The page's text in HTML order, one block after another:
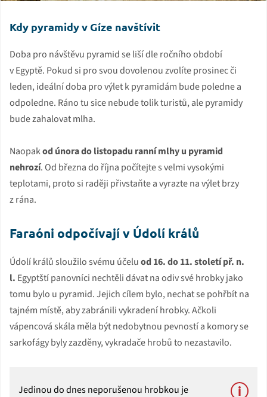
Kdy pyramidy v Gíze navštívit
Doba pro návštěvu pyramid se liší dle ročního období
v Egyptě. Pokud si pro svou dovolenou zvolíte prosinec či
leden, ideální doba pro výlet k pyramidám bude poledne a
odpoledne. Ráno tu sice nebude tolik turistů, ale pyramidy
bude zahalovat mlha.
Naopakod února do listopadu ranní mlhy u pyramid
nehrozí. Od března do října počítejte s velmi vysokými
teplotami, proto si raději přivstaňte a vyrazte na výlet brzy
z rána.
Faraóni odpočívají v Údolí králů
Údolí králů sloužilo svému účeluod 16. do 11. století př. n.
l. Egyptští panovníci nechtěli dávat na odiv své hrobky jako
tomu bylo u pyramid. Jejich cílem bylo, nechat se pohřbít na
tajném místě, aby zabránili vykradení hrobky. Ačkoli
vápencová skála měla být nedobytnou pevností a komory se
sarkofágy byly zazděny, vykradače hrobů to nezastavilo.
Jedinou do dnes neporušenou hrobkou je